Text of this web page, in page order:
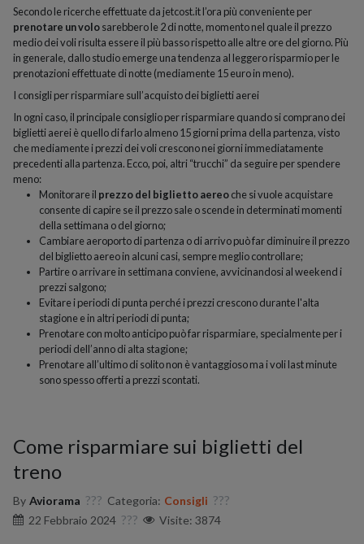
Secondo le ricerche effettuate da jetcost.it l’ora più conveniente per
prenotare un volosarebbero le 2 di notte, momento nel quale il prezzo
medio dei voli risulta essere il più basso rispetto alle altre ore del giorno. Più
in generale, dallo studio emerge una tendenza al leggero risparmio per le
prenotazioni effettuate di notte (mediamente 15 euro in meno).
I consigli per risparmiare sull’acquisto dei biglietti aerei
In ogni caso, il principale consiglio per risparmiare quando si comprano dei
biglietti aerei è quello di farlo almeno 15 giorni prima della partenza, visto
che mediamente i prezzi dei voli crescono nei giorni immediatamente
precedenti alla partenza. Ecco, poi, altri “trucchi” da seguire per spendere
meno:
Monitorare il prezzo del biglietto aereoche si vuole acquistare
consente di capire se il prezzo sale o scende in determinati momenti
della settimana o del giorno;
Cambiare aeroporto di partenza o di arrivo può far diminuire il prezzo
del biglietto aereo in alcuni casi, sempre meglio controllare;
Partire o arrivare in settimana conviene, avvicinandosi al weekend i
prezzi salgono;
Evitare i periodi di punta perché i prezzi crescono durante l'alta
stagione e in altri periodi di punta;
Prenotare con molto anticipo può far risparmiare, specialmente per i
periodi dell’anno di alta stagione;
Prenotare all’ultimo di solito non è vantaggioso ma i voli last minute
sono spesso offerti a prezzi scontati.
Come risparmiare sui biglietti del
treno
By Aviorama Categoria: Consigli
22 Febbraio 2024
Visite: 3874